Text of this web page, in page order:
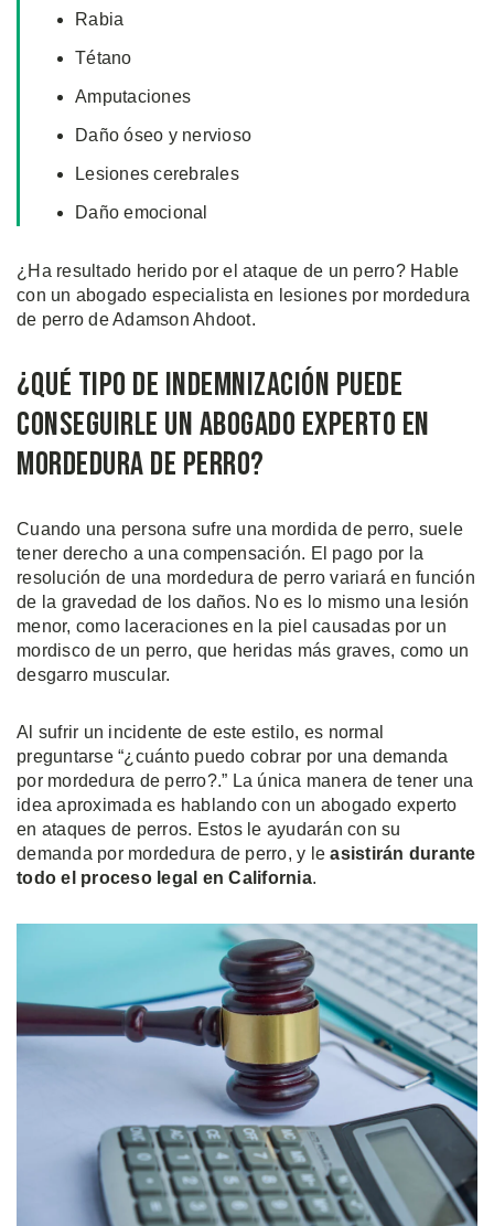
Rabia
Tétano
Amputaciones
Daño óseo y nervioso
Lesiones cerebrales
Daño emocional
¿Ha resultado herido por el ataque de un perro? Hable
con un abogado especialista en lesiones por mordedura
de perro de Adamson Ahdoot.
¿Qué Tipo de Indemnización Puede
Conseguirle un Abogado Experto en
Mordedura de Perro?
Cuando una persona sufre una mordida de perro, suele
tener derecho a una compensación. El pago por la
resolución de una mordedura de perro variará en función
de la gravedad de los daños. No es lo mismo una lesión
menor, como laceraciones en la piel causadas por un
mordisco de un perro, que heridas más graves, como un
desgarro muscular.
Al sufrir un incidente de este estilo, es normal
preguntarse “¿cuánto puedo cobrar por una demanda
por mordedura de perro?.” La única manera de tener una
idea aproximada es hablando con un abogado experto
en ataques de perros. Estos le ayudarán con su
demanda por mordedura de perro, y leasistirán durante
todo el proceso legal en California.